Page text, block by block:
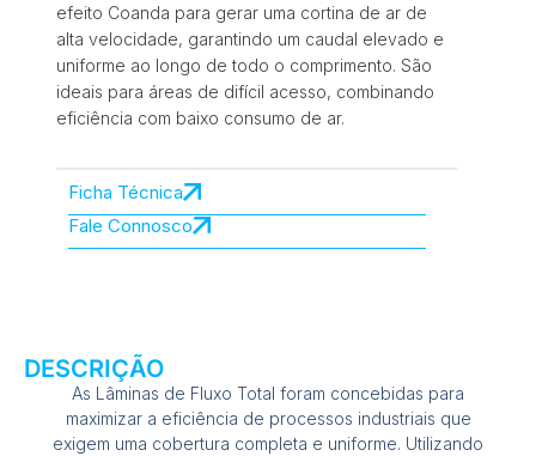
efeito Coanda para gerar uma cortina de ar de
alta velocidade, garantindo um caudal elevado e
uniforme ao longo de todo o comprimento. São
ideais para áreas de difícil acesso, combinando
eficiência com baixo consumo de ar.
Ficha Técnica
Fale Connosco
DESCRIÇÃO
As Lâminas de Fluxo Total foram concebidas para
maximizar a eficiência de processos industriais que
exigem uma cobertura completa e uniforme. Utilizando